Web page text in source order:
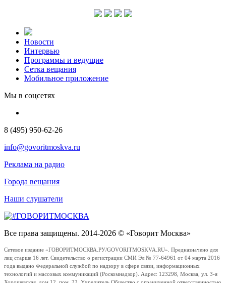
Новости
Интервью
Программы и ведущие
Сетка вещания
Мобильное приложение
Мы в соцсетях
8 (495) 950-62-26
info@govoritmoskva.ru
Реклама на радио
Города вещания
Наши слушатели
Все права защищены. 2014-2026 © «Говорит Москва»
Сетевое издание «ГОВОРИТМОСКВА.РУ/GOVORITMOSKVA.RU». Предназначено для
лиц старше 16 лет. Свидетельство о регистрации СМИ Эл № 77-64961 от 04 марта 2016
года выдано Федеральной службой по надзору в сфере связи, информационных
технологий и массовых коммуникаций (Роскомнадзор). Адрес: 123298, Москва, ул. 3-я